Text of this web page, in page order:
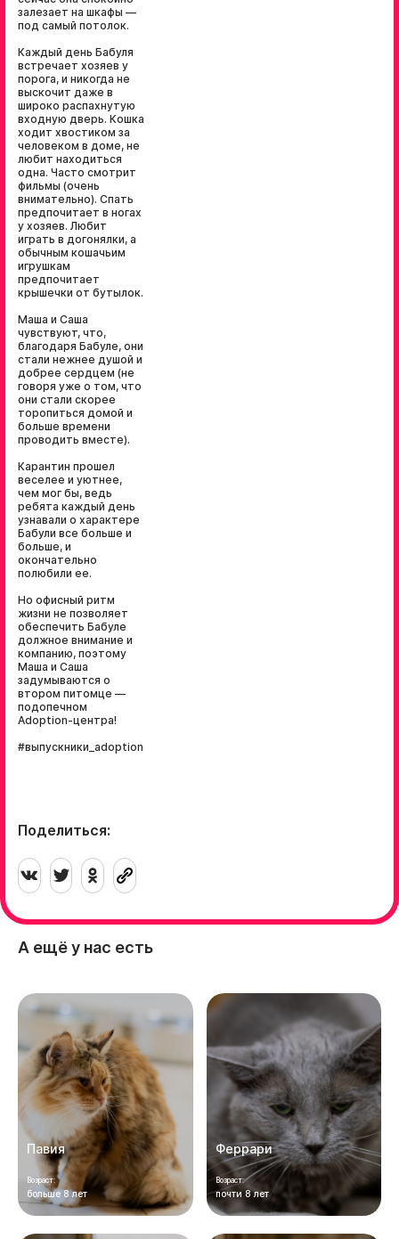
залезает на шкафы —
под самый потолок.
Каждый день Бабуля
встречает хозяев у
порога, и никогда не
выскочит даже в
широко распахнутую
входную дверь. Кошка
ходит хвостиком за
человеком в доме, не
любит находиться
одна. Часто смотрит
фильмы (очень
внимательно). Спать
предпочитает в ногах
у хозяев. Любит
играть в догонялки, а
обычным кошачьим
игрушкам
предпочитает
крышечки от бутылок.
Маша и Саша
чувствуют, что,
благодаря Бабуле, они
стали нежнее душой и
добрее сердцем (не
говоря уже о том, что
они стали скорее
торопиться домой и
больше времени
проводить вместе).
Карантин прошел
веселее и уютнее,
чем мог бы, ведь
ребята каждый день
узнавали о характере
Бабули все больше и
больше, и
окончательно
полюбили ее.
Но офисный ритм
жизни не позволяет
обеспечить Бабуле
должное внимание и
компанию, поэтому
Маша и Саша
задумываются о
втором питомце —
подопечном
Adoption-центра!
#выпускники_adoption
Поделиться:
А ещё у нас есть
Павия
Возраст:
больше 8 лет
Феррари
Возраст:
почти 8 лет